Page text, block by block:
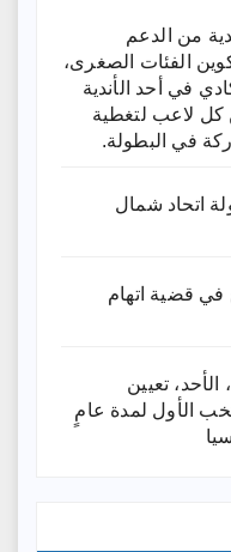
من الدعم
الفئات الصغرى،
في أحد الأندية
1000 درهم عن كل لاعب لتغطية
في البطولة.
اتحاد شمال
في قضية اتهام
الأحد، تعيين
الأول لمدة عامٍ